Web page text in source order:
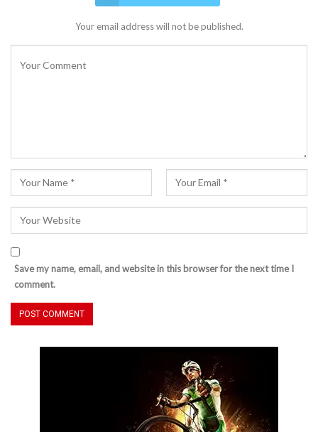
Your email address will not be published.
Save my name, email, and website in this browser for the next time I
comment.